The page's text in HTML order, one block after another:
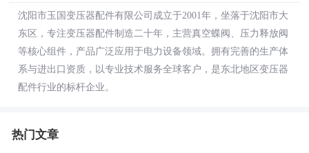
沈阳市玉国变压器配件有限公司成立于2001年，坐落于沈阳市大
东区，专注变压器配件制造二十年，主营真空蝶阀、压力释放阀
等核心组件，产品广泛应用于电力设备领域。拥有完善的生产体
系与进出口资质，以专业技术服务全球客户，是东北地区变压器
配件行业的标杆企业。
热门文章